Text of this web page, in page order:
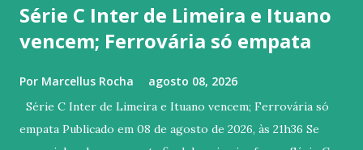
Série C Inter de Limeira e Ituano
vencem; Ferrovária só empata
Por Marcellus Rocha agosto 08, 2026
Série C Inter de Limeira e Ituano vencem; Ferrovária só
empata Publicado em 08 de agosto de 2026, às 21h36 Se